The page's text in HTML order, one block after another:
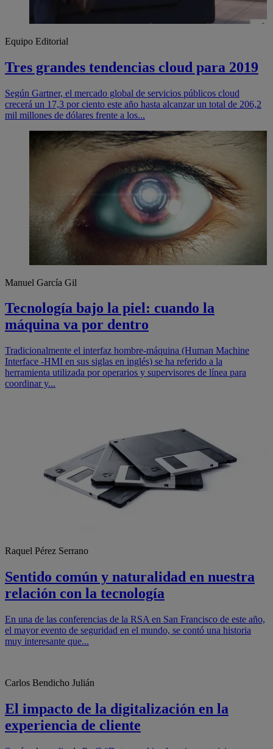
Equipo Editorial
Tres grandes tendencias cloud para 2019
Según Gartner, el mercado global de servicios públicos cloud
crecerá un 17,3 por ciento este año hasta alcanzar un total de 206,2
mil millones de dólares frente a los...
Manuel García Gil
Tecnología bajo la piel: cuando la
máquina va por dentro
Tradicionalmente el interfaz hombre-máquina (Human Machine
Interface -HMI en sus siglas en inglés) se ha referido a la
herramienta utilizada por operarios y supervisores de línea para
coordinar y...
Raquel Pérez Serrano
Sentido común y naturalidad en nuestra
relación con la tecnología
En una de las conferencias de la RSA en San Francisco de este año,
el mayor evento de seguridad en el mundo, se contó una historia
muy interesante que...
Carlos Bendicho Julián
El impacto de la digitalización en la
experiencia de cliente